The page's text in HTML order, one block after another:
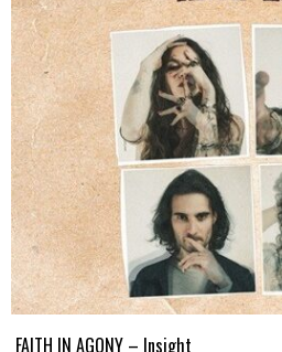
FAITH IN AGONY – Insight